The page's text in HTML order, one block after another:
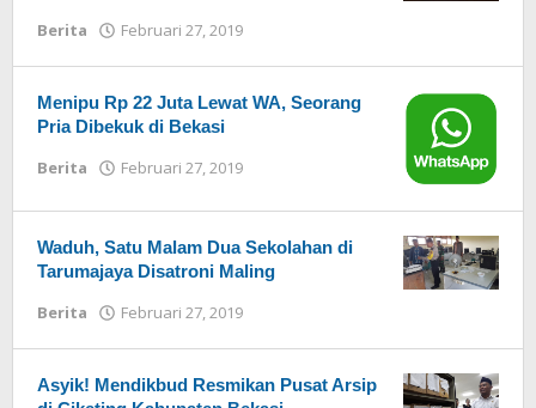
Berita Februari 27, 2019
Menipu Rp 22 Juta Lewat WA, Seorang
Pria Dibekuk di Bekasi
Berita Februari 27, 2019
Waduh, Satu Malam Dua Sekolahan di
Tarumajaya Disatroni Maling
Berita Februari 27, 2019
Asyik! Mendikbud Resmikan Pusat Arsip